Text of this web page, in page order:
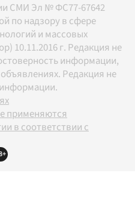
СМИ Эл № ФС77-67642
по надзору в сфере
и массовых
10.11.2016 г. Редакция не
информации,
Редакция не
применяются
в соответствии с